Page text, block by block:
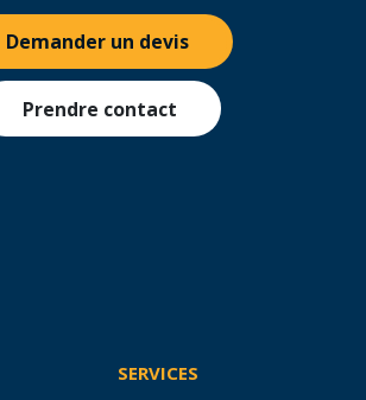
Demander un devis
Prendre contact
SERVICES